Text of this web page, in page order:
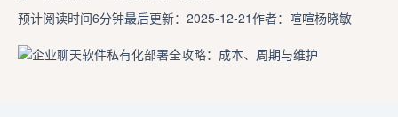
预计阅读时间6分钟最后更新：2025-12-21作者：喧喧杨晓敏